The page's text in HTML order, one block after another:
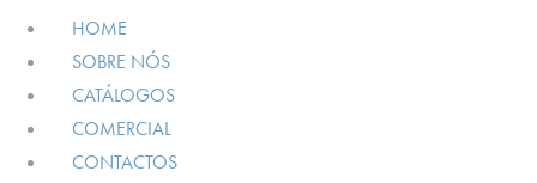
HOME
SOBRE NÓS
CATÁLOGOS
COMERCIAL
CONTACTOS